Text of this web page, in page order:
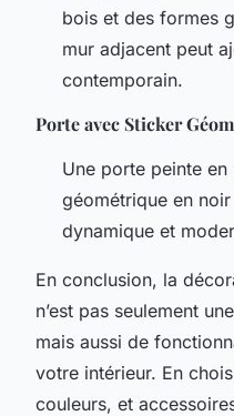
bois et des formes
mur adjacent peut
contemporain.
Porte avec Sticker
Une porte peinte
géométrique en
dynamique et
En conclusion, la
n’est pas seulement
mais aussi de
votre intérieur. En
couleurs, et